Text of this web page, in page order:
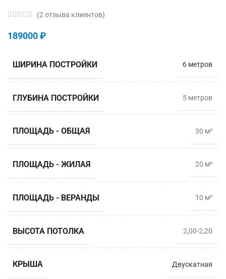
(2 отзыва клиентов)
189000₽
ШИРИНА ПОСТРОЙКИ 6 метров
ГЛУБИНА ПОСТРОЙКИ 5 метрoв
ПЛОЩАДЬ - ОБЩАЯ 30 м²
ПЛОЩАДЬ - ЖИЛАЯ 20 м²
ПЛОЩАДЬ - ВЕРАНДЫ 10 м²
ВЫСОТА ПОТОЛКА 2,00-2,20
КРЫША Двускатная